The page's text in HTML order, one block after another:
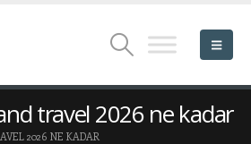
travel 2026 ne kadar
2026 NE KADAR